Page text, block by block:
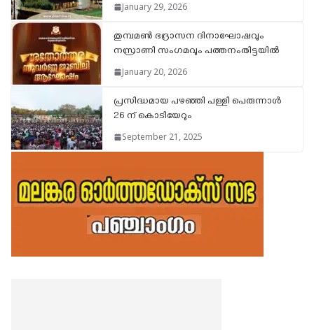
January 29, 2026
തുമ്പമൺ ഭദ്രാസന ദിനാഘോഷവും
നസ്രാണി സംഗമവും പത്തനംതിട്ടയിൽ
January 20, 2026
പ്രസിദ്ധമായ പഴഞ്ഞി പള്ളി പെരുന്നാൾ
26 ന് കൊടിയേറും
September 21, 2025